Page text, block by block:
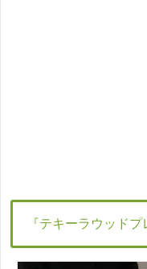
『テキーラウッドプ